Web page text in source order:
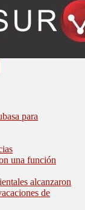
para
una función
alcanzaron
de